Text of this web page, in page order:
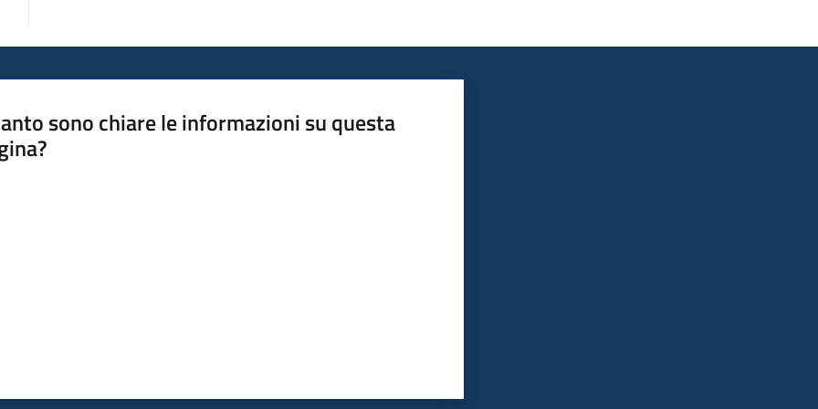
sono chiare le informazioni su questa